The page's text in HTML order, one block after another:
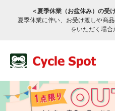
＜夏季休業（お盆休み）の受
夏季休業に伴い、お受け渡しや商
をいただく場合